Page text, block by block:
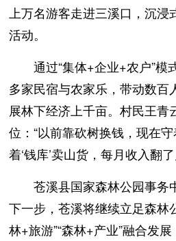
上万名游客走进三溪口，沉浸
活动。
通过“集体+企业+农户”模
多家民宿与农家乐，带动数百
展林下经济上千亩。村民王青
位：“以前靠砍树换钱，现在守
着‘钱库’卖山货，每月收入翻
苍溪县国家森林公园事务
下一步，苍溪将继续立足森林
林+旅游”“森林+产业”融合发